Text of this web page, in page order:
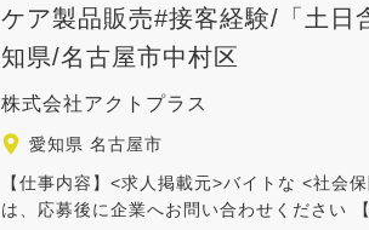
ケア製品販売#接客経験/「土
知県/名古屋市中村区
株式会社アクトプラス
愛知県 名古屋市
【仕事内容】<求人掲載元>バイトな <社会
は、応募後に企業へお問い合わせください